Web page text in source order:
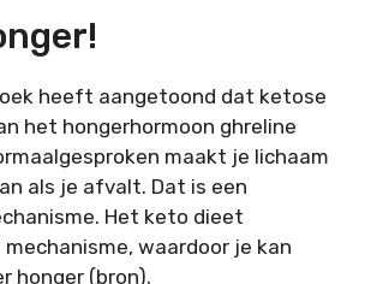
heeft aangetoond dat ketose
het hongerhormoon ghreline
maakt je lichaam
als je afvalt. Dat is een
Het keto dieet
waardoor je kan
honger (bron).